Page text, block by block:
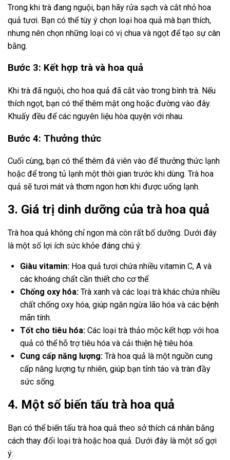
Trong khi trà đang nguội, bạn hãy rửa sạch và cắt nhỏ hoa
quả tươi. Bạn có thể tùy ý chọn loại hoa quả mà bạn thích,
nhưng nên chọn những loại có vị chua và ngọt để tạo sự cân
bằng.
Bước 3: Kết hợp trà và hoa quả
Khi trà đã nguội, cho hoa quả đã cắt vào trong bình trà. Nếu
thích ngọt, bạn có thể thêm mật ong hoặc đường vào đây.
Khuấy đều để các nguyên liệu hòa quyện với nhau.
Bước 4: Thưởng thức
Cuối cùng, bạn có thể thêm đá viên vào để thưởng thức lạnh
hoặc để trong tủ lạnh một thời gian trước khi dùng. Trà hoa
quả sẽ tươi mát và thơm ngon hơn khi được uống lạnh.
3. Giá trị dinh dưỡng của trà hoa quả
Trà hoa quả không chỉ ngon mà còn rất bổ dưỡng. Dưới đây
là một số lợi ích sức khỏe đáng chú ý:
Giàu vitamin: Hoa quả tươi chứa nhiều vitamin C, A và
các khoáng chất cần thiết cho cơ thể.
Chống oxy hóa: Trà xanh và các loại trà khác chứa nhiều
chất chống oxy hóa, giúp ngăn ngừa lão hóa và các bệnh
mãn tính.
Tốt cho tiêu hóa: Các loại trà thảo mộc kết hợp với hoa
quả có thể hỗ trợ tiêu hóa và cải thiện hệ tiêu hóa.
Cung cấp năng lượng: Trà hoa quả là một nguồn cung
cấp năng lượng tự nhiên, giúp bạn tỉnh táo và tràn đầy
sức sống.
4. Một số biến tấu trà hoa quả
Bạn có thể biến tấu trà hoa quả theo sở thích cá nhân bằng
cách thay đổi loại trà hoặc hoa quả. Dưới đây là một số gợi
ý: